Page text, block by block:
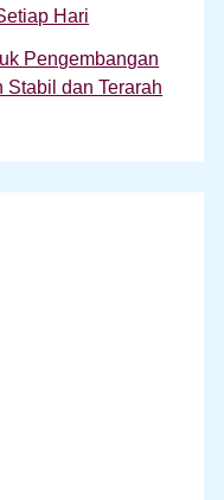
Hari
Pengembangan
Stabil dan Terarah